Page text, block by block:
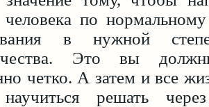
человека по
в нужной
Это вы
четко. А затем и все
решать через